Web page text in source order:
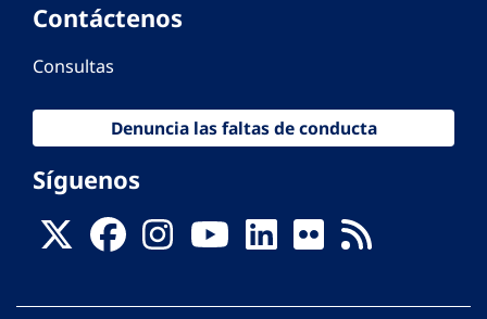
Contáctenos
Consultas
Denuncia las faltas de conducta
Síguenos